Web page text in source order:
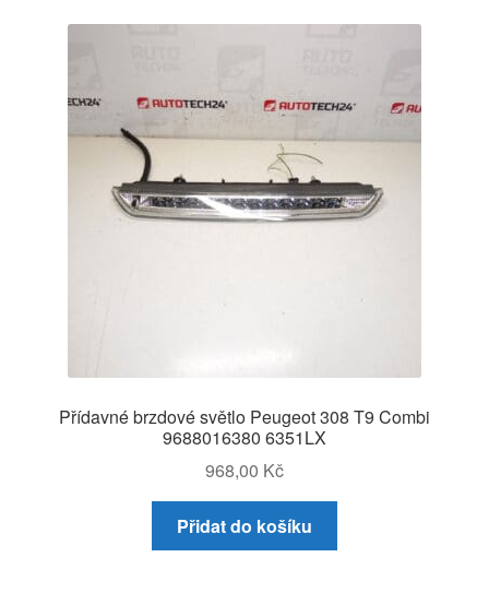
Přídavné brzdové světlo Peugeot 308 T9 Combi
9688016380 6351LX
968,00 Kč
Přidat do košíku